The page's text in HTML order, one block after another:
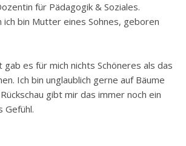
für Pädagogik & Soziales.
ich bin Mutter eines Sohnes, geboren
gab es für mich nichts Schöneres als das
Ich bin unglaublich gerne auf Bäume
gibt mir das immer noch ein
Gefühl.